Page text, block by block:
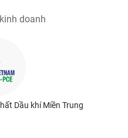
doanh
Dầu khí Miền Trung